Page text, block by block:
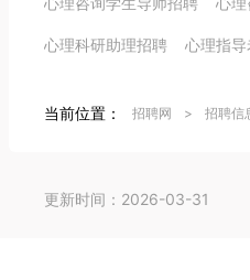
心理科研助理招聘 心理指
当前位置： 招聘网 > 招聘信
更新时间：2026-03-31